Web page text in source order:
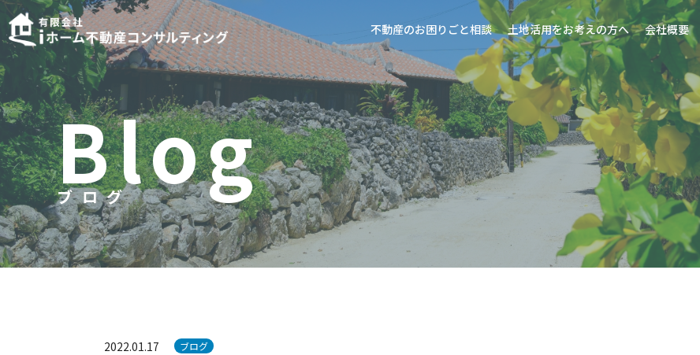
不動産のお困りごと相談 土地活用をお考えの方へ 会社概要
Blog
ブログ
ブ ロ グ
2022.01.17 ブログ